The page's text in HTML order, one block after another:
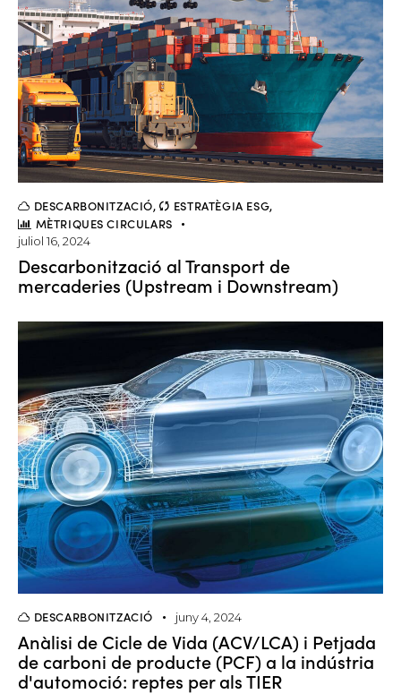
DESCARBONITZACIÓ, ESTRATÈGIA ESG,
MÈTRIQUES CIRCULARS
juliol 16, 2024
Descarbonització al Transport de
mercaderies (Upstream i Downstream)
DESCARBONITZACIÓ juny 4, 2024
Anàlisi de Cicle de Vida (ACV/LCA) i Petjada
de carboni de producte (PCF) a la indústria
d'automoció: reptes per als TIER